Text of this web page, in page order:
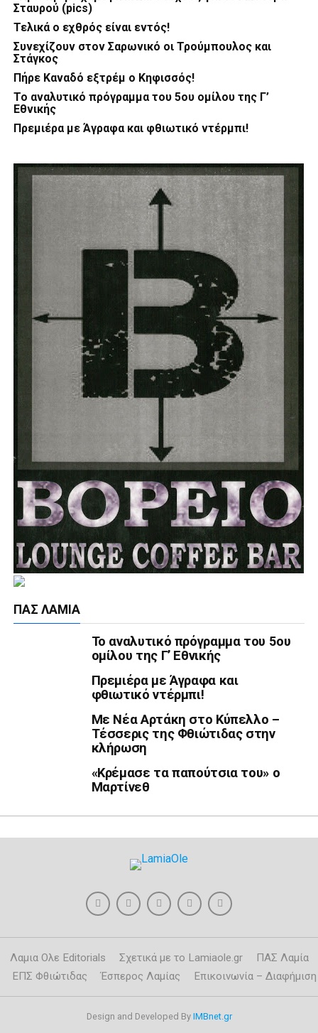
Σταυρού (pics)
Τελικά ο εχθρός είναι εντός!
Συνεχίζουν στον Σαρωνικό οι Τρούμπουλος και
Στάγκος
Πήρε Καναδό εξτρέμ ο Κηφισσός!
Το αναλυτικό πρόγραμμα του 5ου ομίλου της Γ’
Εθνικής
Πρεμιέρα με Άγραφα και φθιωτικό ντέρμπι!
ΠΑΣ ΛΑΜΊΑ
Το αναλυτικό πρόγραμμα του 5ου
ομίλου της Γ’ Εθνικής
Πρεμιέρα με Άγραφα και
φθιωτικό ντέρμπι!
Με Νέα Αρτάκη στο Κύπελλο –
Τέσσερις της Φθιώτιδας στην
κλήρωση
«Κρέμασε τα παπούτσια του» ο
Μαρτίνεθ
Λαμια Ολε Editorials Σχετικά με το Lamiaole.gr
ΠΑΣ Λαμία
ΕΠΣ Φθιώτιδας
Έσπερος Λαμίας Επικοινωνία – Διαφήμιση
Design and Developed By IMBnet.gr